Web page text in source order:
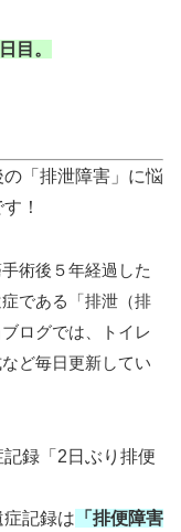
日目。
「排泄障害」に悩
！
術後５年経過した
である「排泄（排
ログでは、トイレ
ど毎日更新してい
録「2日ぶり排便
記録は 「排便障害